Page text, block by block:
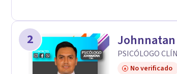
2 Johnnatan
PSICÓLOGO
No verificado